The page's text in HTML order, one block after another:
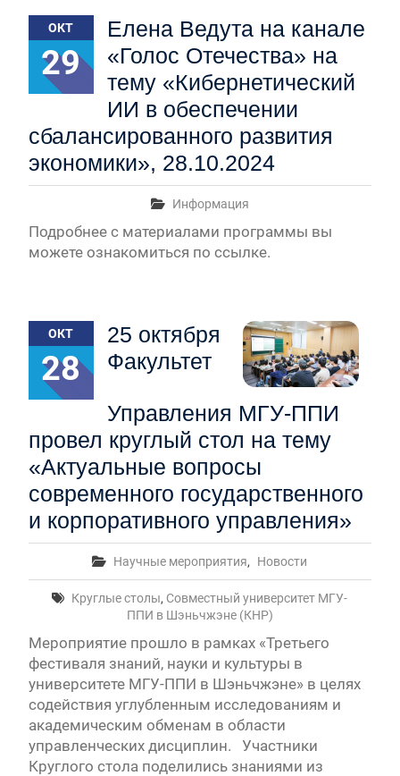
М.В.Ломоносова в 2026 году по каждому
конкурсу (ранжированные списки поступающих)
Вячеслав Никонов в программе «Большая игра» —
Первый канал, 24.07.2026. Часть 1-2
Вниманию абитуриентов бакалавриата! Открыта
обучение
Вячеслав Никонов в программе «Большая игра»
In Memoriam. Муза Аркадьевна Сажина
ОКТ
29
Елена Ведута на канале
«Голос Отечества» на
тему «Кибернетический
ИИ в обеспечении
сбалансированного развития
экономики», 28.10.2024
Информация
Подробнее с материалами программы вы
можете ознакомиться по ссылке.
ОКТ
28
25 октября
Факультет
Управления МГУ-ППИ
провел круглый стол на тему
«Актуальные вопросы
современного государственного
и корпоративного управления»
Научные мероприятия, Новости
Круглые столы, Совместный университет МГУ-
ППИ в Шэньчжэне (КНР)
Мероприятие прошло в рамках «Третьего
фестиваля знаний, науки и культуры в
университете МГУ-ППИ в Шэньчжэне» в целях
содействия углубленным исследованиям и
академическим обменам в области
управленческих дисциплин. Участники
Круглого стола поделились знаниями из